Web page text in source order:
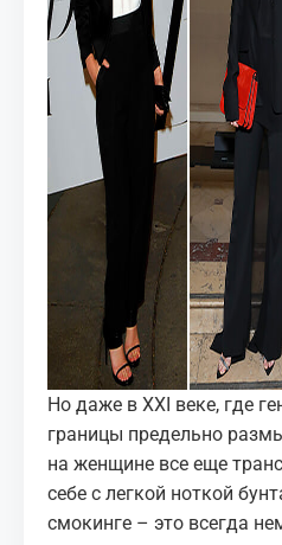
Но даже в XXI веке, где
границы предельно
на женщине все еще
себе с легкой ноткой
смокинге – это всегда